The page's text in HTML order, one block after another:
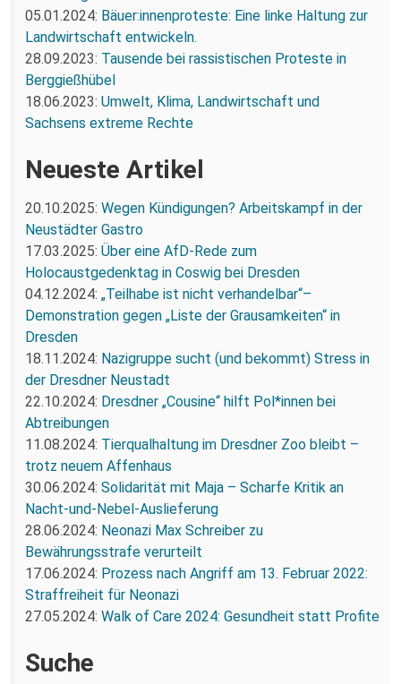
05.01.2024: Bäuer:innenproteste: Eine linke Haltung zur
Landwirtschaft entwickeln.
28.09.2023: Tausende bei rassistischen Proteste in
Berggießhübel
18.06.2023: Umwelt, Klima, Landwirtschaft und
Sachsens extreme Rechte
Neueste Artikel
20.10.2025: Wegen Kündigungen? Arbeitskampf in der
Neustädter Gastro
17.03.2025: Über eine AfD-Rede zum
Holocaustgedenktag in Coswig bei Dresden
04.12.2024: „Teilhabe ist nicht verhandelbar“–
Demonstration gegen „Liste der Grausamkeiten“ in
Dresden
18.11.2024: Nazigruppe sucht (und bekommt) Stress in
der Dresdner Neustadt
22.10.2024: Dresdner „Cousine“ hilft Pol*innen bei
Abtreibungen
11.08.2024: Tierqualhaltung im Dresdner Zoo bleibt –
trotz neuem Affenhaus
30.06.2024: Solidarität mit Maja – Scharfe Kritik an
Nacht-und-Nebel-Auslieferung
28.06.2024: Neonazi Max Schreiber zu
Bewährungsstrafe verurteilt
17.06.2024: Prozess nach Angriff am 13. Februar 2022:
Straffreiheit für Neonazi
27.05.2024: Walk of Care 2024: Gesundheit statt Profite
Suche